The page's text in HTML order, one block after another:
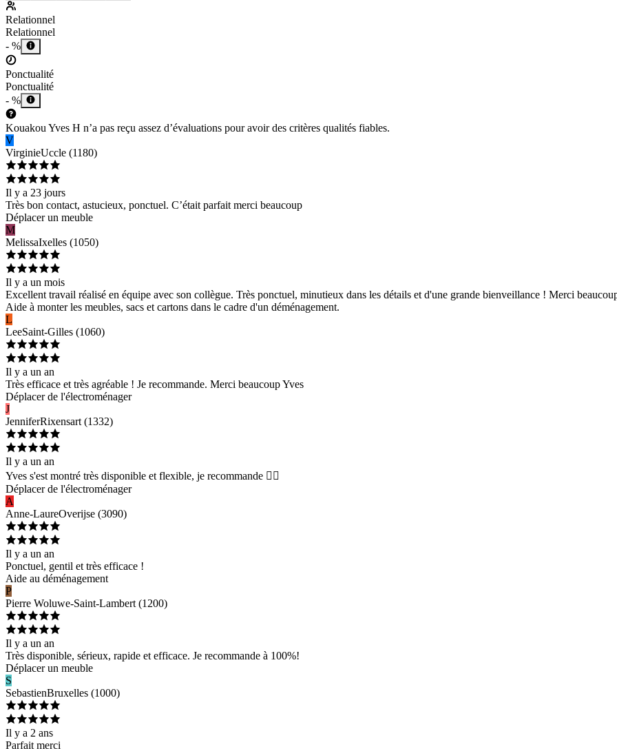
Relationnel
Relationnel
- %
Ponctualité
Ponctualité
- %
Kouakou Yves H n’a pas reçu assez d’évaluations pour avoir des critères qualités fiables.
V
VirginieUccle (1180)
Il y a 23 jours
Très bon contact, astucieux, ponctuel. C’était parfait merci beaucoup
Déplacer un meuble
M
MelissaIxelles (1050)
Il y a un mois
Excellent travail réalisé en équipe avec son collègue. Très ponctuel, minutieux dans les détails et d'une grande bienveillance ! Merci
Aide à monter les meubles, sacs et cartons dans le cadre d'un déménagement.
L
LeeSaint-Gilles (1060)
Il y a un an
Très efficace et très agréable ! Je recommande. Merci beaucoup Yves
Déplacer de l'électroménager
J
JenniferRixensart (1332)
Il y a un an
Yves s'est montré très disponible et flexible, je recommande 👍🏻
Déplacer de l'électroménager
A
Anne-LaureOverijse (3090)
Il y a un an
Ponctuel, gentil et très efficace !
Aide au déménagement
P
Pierre Woluwe-Saint-Lambert (1200)
Il y a un an
Très disponible, sérieux, rapide et efficace. Je recommande à 100%!
Déplacer un meuble
S
SebastienBruxelles (1000)
Il y a 2 ans
Parfait merci